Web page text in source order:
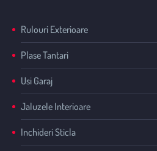
Rulouri Exterioare
Plase Tantari
Usi Garaj
Jaluzele Interioare
Inchideri Sticla